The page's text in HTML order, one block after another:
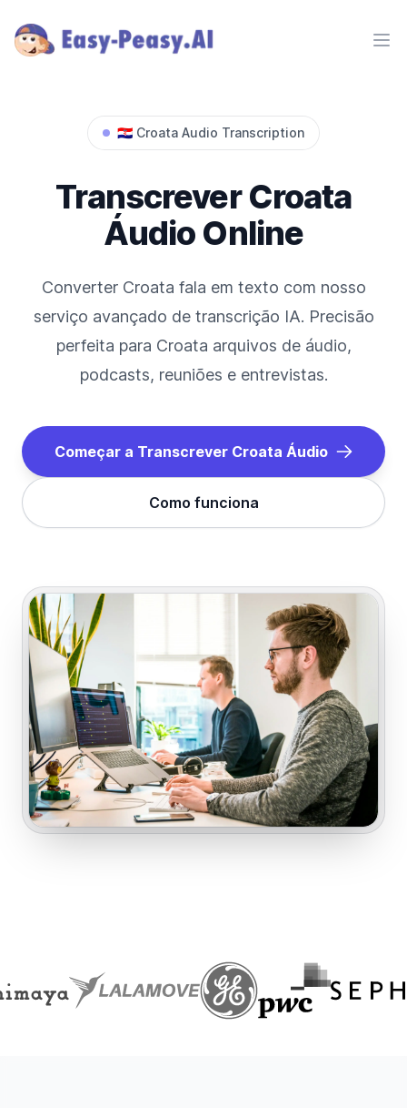
🇭🇷 Croata Audio Transcription
Transcrever Croata
Áudio Online
Converter Croata fala em texto com nosso
serviço avançado de transcrição IA. Precisão
perfeita para Croata arquivos de áudio,
podcasts, reuniões e entrevistas.
Começar a Transcrever Croata Áudio
Como funciona